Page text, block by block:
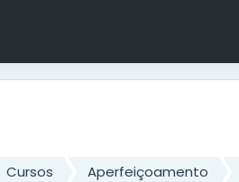
Cursos Aperfeiçoamento